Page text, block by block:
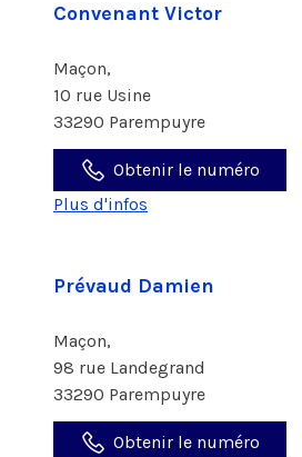
Convenant Victor
Maçon,
10 rue Usine
33290 Parempuyre
Obtenir le numéro
Plus d'infos
Prévaud Damien
Maçon,
98 rue Landegrand
33290 Parempuyre
Obtenir le numéro